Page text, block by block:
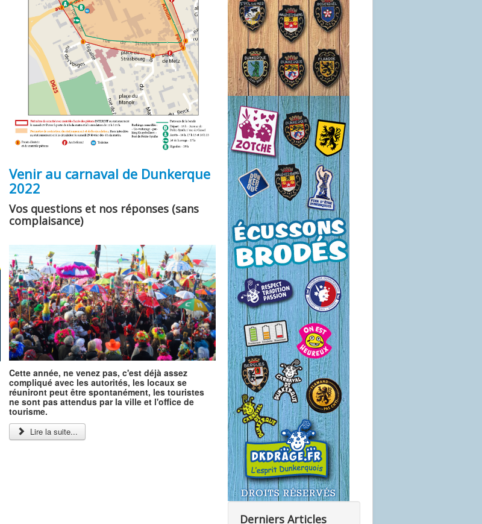
Venir au carnaval de Dunkerque
2022
Vos questions et nos réponses (sans
complaisance)
Cette année, ne venez pas, c'est déjà assez
compliqué avec les autorités, les locaux se
réuniront peut être spontanément, les touristes
ne sont pas attendus par la ville et l'office de
tourisme.
Lire la suite...
Derniers Articles